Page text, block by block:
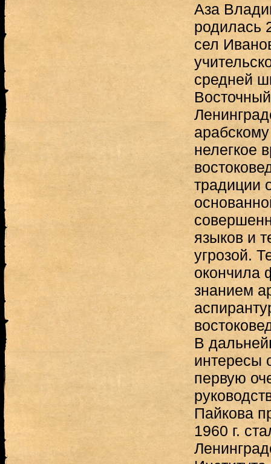
Аза
родилась
сел
средней
нелегкое
традиции
языков и
угрозой.
окончила
знанием
В
интересы
первую
Пайкова
1960 г.